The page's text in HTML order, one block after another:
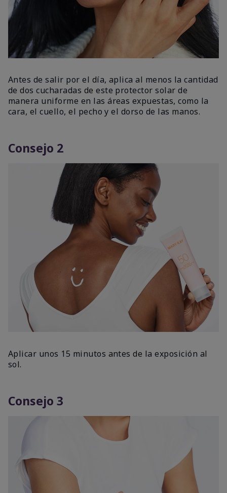
Antes de salir por el día, aplica al menos la cantidad
de dos cucharadas de este protector solar de
manera uniforme en las áreas expuestas, como la
cara, el cuello, el pecho y el dorso de las manos.
Consejo 2
Aplicar unos 15 minutos antes de la exposición al
sol.
Consejo 3